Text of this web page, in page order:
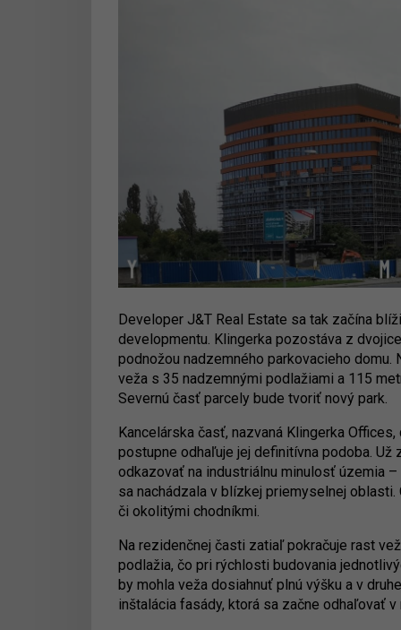
Developer J&T Real Estate sa tak začína
developmentu. Klingerka pozostáva z
podnožou nadzemného parkovacieho
veža s 35 nadzemnými podlažiami a 115
Severnú časť parcely bude tvoriť nový park.
Kancelárska časť, nazvaná Klingerka
postupne odhaľuje jej definitívna podoba.
odkazovať na industriálnu minulosť územia
sa nachádzala v blízkej priemyselnej
či okolitými chodníkmi.
Na rezidenčnej časti zatiaľ pokračuje rast
podlažia, čo pri rýchlosti budovania
by mohla veža dosiahnuť plnú výšku a v
inštalácia fasády, ktorá sa začne odhaľovať